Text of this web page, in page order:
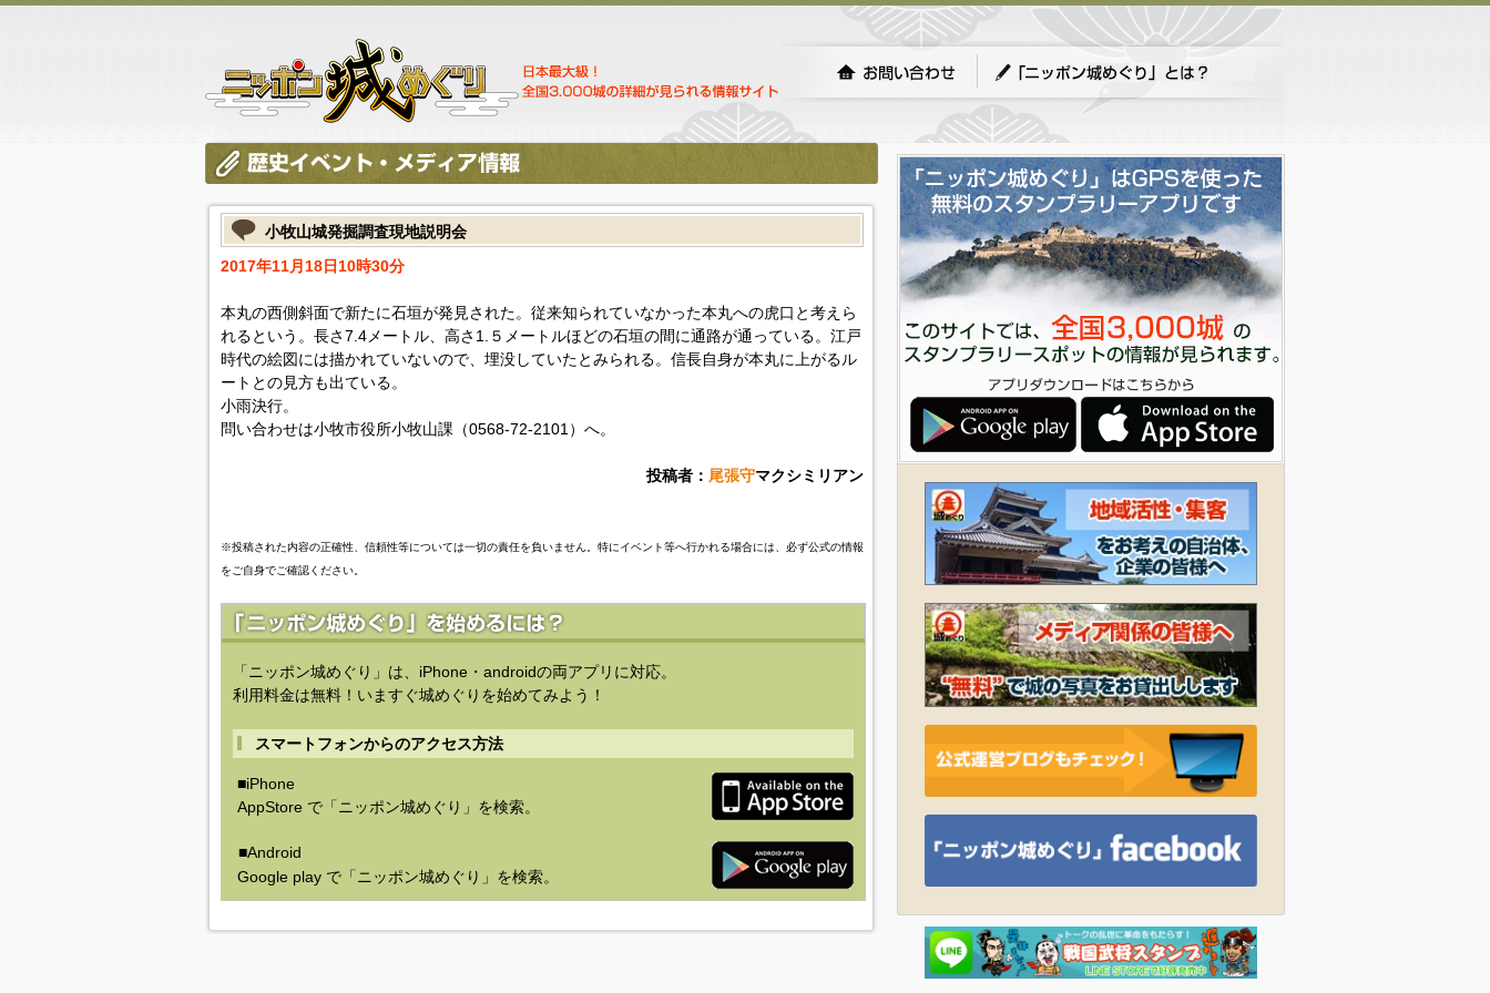
小牧山城発掘調査現地説明会
2017年11月18日10時30分
本丸の西側斜面で新たに石垣が発見された。従来知られていなかった本丸への虎口と考えら
れるという。長さ7.4メートル、高さ1.５メートルほどの石垣の間に通路が通っている。江戸
時代の絵図には描かれていないので、埋没していたとみられる。信長自身が本丸に上がるル
ートとの見方も出ている。
小雨決行。
問い合わせは小牧市役所小牧山課（0568-72-2101）へ。
投稿者： 尾張守マクシミリアン
※投稿された内容の正確性、信頼性等については一切の責任を負いません。特にイベント等へ行かれる場合には、必ず公式の情報
をご自身でご確認ください。
「ニッポン城めぐり」は、iPhone・androidの両アプリに対応。
利用料金は無料！いますぐ城めぐりを始めてみよう！
スマートフォンからのアクセス方法
■iPhone
AppStore で「ニッポン城めぐり」を検索。
■Android
Google play で「ニッポン城めぐり」を検索。